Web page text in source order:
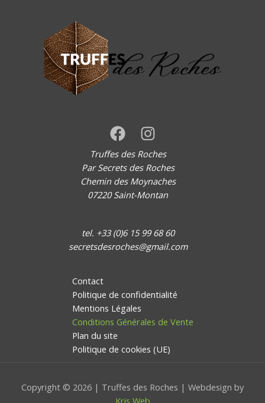
Truffes des Roches
Par Secrets des Roches
Chemin des Moynaches
07220 Saint-Montan
tel. +33 (0)6 15 99 68 60
secretsdesroches@gmail.com
Contact
Politique de confidentialité
Mentions Légales
Conditions Générales de Vente
Plan du site
Politique de cookies (UE)
Copyright © 2026 | Truffes des Roches | Webdesign by